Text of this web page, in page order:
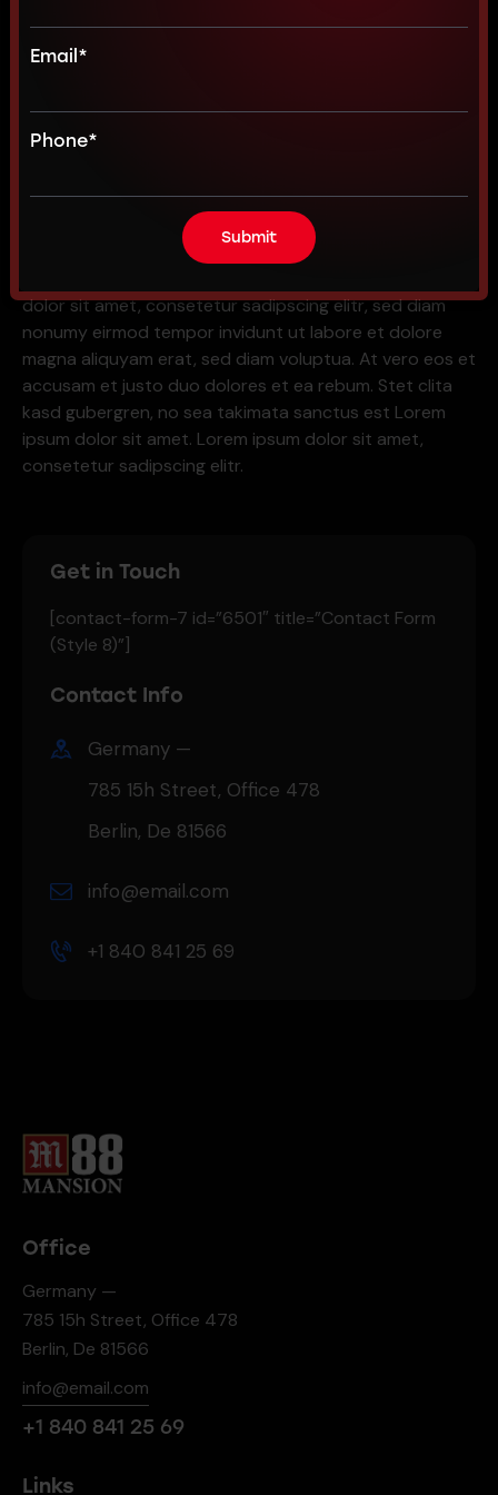
At vero eos et accusam et justo duo dolores et ea
rebum. Stet clita kasd gubergren, no sea takimata
dolor sit amet, consetetur sadipscing elitr, sed diam
nonumy eirmod tempor invidunt ut labore et dolore
magna aliquyam erat, sed diam voluptua. At vero eos et
accusam et justo duo dolores et ea rebum. Stet clita
kasd gubergren, no sea takimata sanctus est Lorem
ipsum dolor sit amet. Lorem ipsum dolor sit amet,
consetetur sadipscing elitr.
Get in Touch
[contact-form-7 id=”6501″ title=”Contact Form
(Style 8)”]
Contact Info
Germany —
785 15h Street, Office 478
Berlin, De 81566
info@email.com
+1 840 841 25 69
Office
Germany —
785 15h Street, Office 478
Berlin, De 81566
info@email.com
+1 840 841 25 69
Links
Email *
Phone*